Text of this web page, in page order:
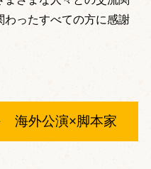
ったすべての方に感謝
海外公演×脚本家